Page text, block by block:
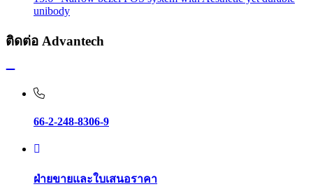
unibody
ติดต่อ Advantech
66-2-248-8306-9
ฝ่ายขายและใบเสนอราคา